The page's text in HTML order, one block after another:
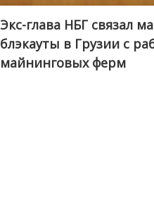
Экс-глава НБГ связал
блэкауты в Грузии с
майнинговых ферм